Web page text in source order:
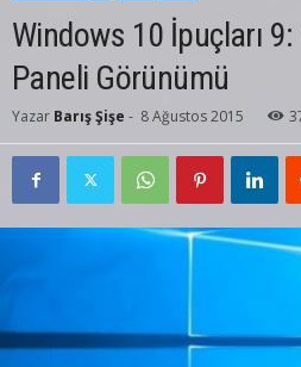
Windows 10 İpuçları
Paneli Görünümü
Yazar Barış Şişe - 8 Ağustos 2015